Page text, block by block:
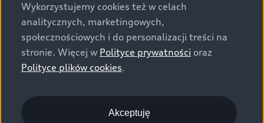
Wszystkie produkowane obecnie samochody marki Audi
są wykonywane z materiałów spełniających pod
względem możliwości odzysku i recyklingu wymagania
określone w normie ISO 22628 i są zgodne z
europejskimi świadectwami homologacji wydanymi wg
o.o. podlega obowiązkowi zapewnienia wszystkim
użytkownikom samochodów marki Volkswagen sieci
Wykorzystujemy cookies też w celach
analitycznych, marketingowych,
społecznościowych i do personalizacji treści na
stronie. Więcej w Polityce prywatności oraz
Polityce plików cookies.
Akceptuję